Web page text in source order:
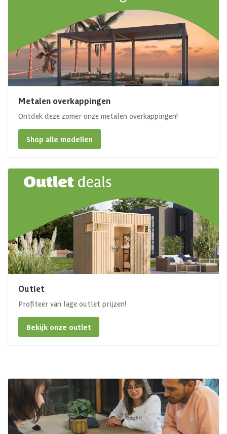
Metalen overkappingen
Ontdek deze zomer onze metalen overkappingen!
Shop alle modellen
Outlet
Profiteer van lage outlet prijzen!
Bekijk onze outlet